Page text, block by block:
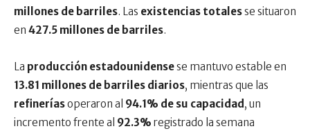
millones de barriles. Las existencias totalesse situaron
en 427.5 millones de barriles.
La producción estadounidensese mantuvo estable en
13.81 millones de barriles diarios, mientras que las
refineríasoperaron al 94.1% de su capacidad , un
incremento frente al 92.3% registrado la semana